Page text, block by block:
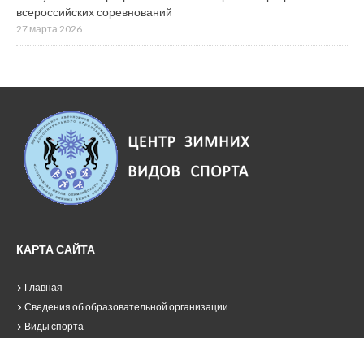
всероссийских соревнований
27 марта 2026
КАРТА САЙТА
Главная
Сведения об образовательной организации
Виды спорта